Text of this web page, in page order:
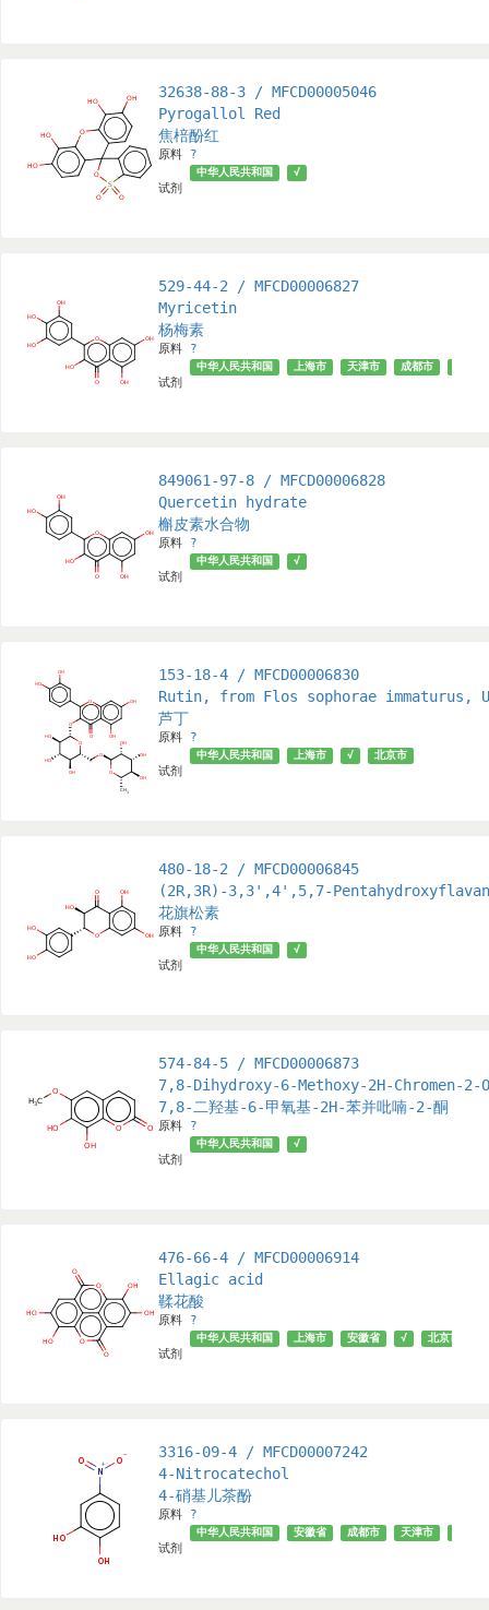
32638-88-3 / MFCD00005046
Pyrogallol Red
焦棓酚红
原料 ?
试剂
中华人民共和国 √
529-44-2 / MFCD00006827
Myricetin
杨梅素
原料 ?
试剂
中华人民共和国 上海市 天津市 成都市
849061-97-8 / MFCD00006828
Quercetin hydrate
槲皮素水合物
原料 ?
试剂
中华人民共和国 √
153-18-4 / MFCD00006830
Rutin, from Flos sophorae immaturus,
芦丁
原料 ?
试剂
中华人民共和国 上海市 √ 北京市
480-18-2 / MFCD00006845
(2R,3R)-3,3',4',5,7-
花旗松素
原料 ?
试剂
中华人民共和国 √
574-84-5 / MFCD00006873
7,8-Dihydroxy-6-Methoxy-2H-Chromen-2-
7,8-二羟基-6-甲氧基-2H-苯并吡喃-2-酮
原料 ?
试剂
中华人民共和国 √
476-66-4 / MFCD00006914
Ellagic acid
鞣花酸
原料 ?
试剂
中华人民共和国 上海市 安徽省 √ 北京市
3316-09-4 / MFCD00007242
4-Nitrocatechol
4-硝基儿茶酚
原料 ?
试剂
中华人民共和国 安徽省 成都市 天津市